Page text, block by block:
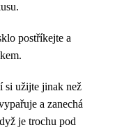
postříkejte a
si užijte jinak než
a zanechá
je trochu pod